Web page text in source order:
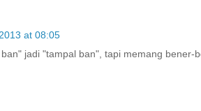
at 08:05
jadi "tampal ban", tapi memang